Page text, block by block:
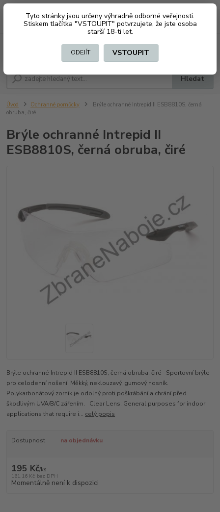
Tyto stránky jsou určeny výhradně odborné veřejnosti.
Stiskem tlačítka "VSTOUPIT" potvrzujete, že jste osoba
starší 18-ti let.
ODEJÍT VSTOUPIT
CZK
Hledat
+420 603794370 za0 Kč
Úvod Ochranné pomůcky
Brýle ochranné Intrepid II ESB8810S, černá
obruba, čiré
Brýle ochranné Intrepid II
ESB8810S, černá obruba, čiré
Brýle ochranné Intrepid II ESB8810S, černá obruba, čiré Sportovní brýle
pro celodenní nošení. Měkký, neklouzavý, gumový nosník.
Polykarbonátový zorník je odolný proti poškrábání a chrání před
škodlivým UVA/B/C zářením. Clear Lens: General purposes for indoor
applications that require i... celý popis
Dostupnost na objednávku
195 Kč/ks
161,16 Kč bez DPH
Momentálně není k dispozici